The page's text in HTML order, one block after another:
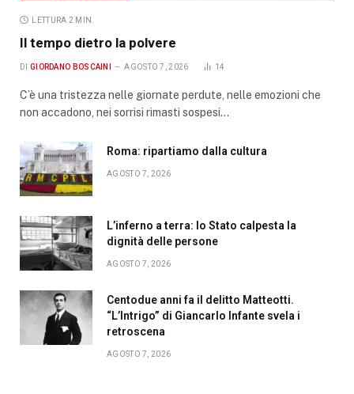
LETTURA 2 MIN.
Il tempo dietro la polvere
DI GIORDANO BOSCAINI AGOSTO 7, 2026 14
C’è una tristezza nelle giornate perdute, nelle emozioni che
non accadono, nei sorrisi rimasti sospesi…
Roma: ripartiamo dalla cultura
AGOSTO 7, 2026
L’inferno a terra: lo Stato calpesta la
dignità delle persone
AGOSTO 7, 2026
Centodue anni fa il delitto Matteotti.
“L’Intrigo” di Giancarlo Infante svela i
retroscena
AGOSTO 7, 2026